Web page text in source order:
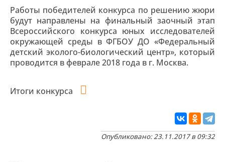
Работы победителей конкурса по решению жюри
будут направлены на финальный заочный этап
Всероссийского конкурса юных исследователей
окружающей среды в ФГБОУ ДО «Федеральный
детский эколого-биологический центр», который
проводится в феврале 2018 года в г. Москва.
Итоги конкурса
Опубликовано: 23.11.2017 в 09:32